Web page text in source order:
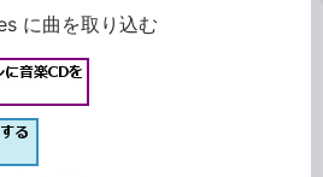
に曲を取り込む